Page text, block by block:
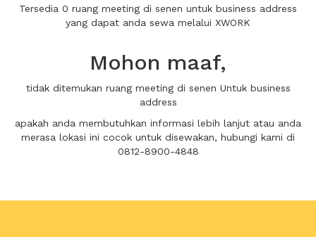
Tersedia 0 ruang meeting di senen untuk business address
yang dapat anda sewa melalui XWORK
Mohon maaf,
tidak ditemukan ruang meeting di senen Untuk business
address
apakah anda membutuhkan informasi lebih lanjut atau anda
merasa lokasi ini cocok untuk disewakan, hubungi kami di
0812-8900-4848